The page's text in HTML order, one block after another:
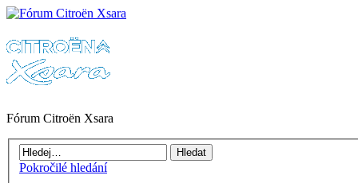
Fórum Citroën Xsara
Pokročilé hledání